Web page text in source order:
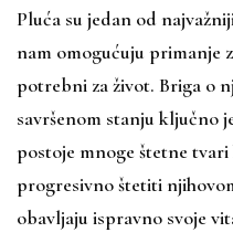
Pluća su jedan od
nam omogućuju primanje
potrebni za život. Briga o
savršenom stanju ključno
postoje mnoge štetne
progresivno štetiti
obavljaju ispravno svoje